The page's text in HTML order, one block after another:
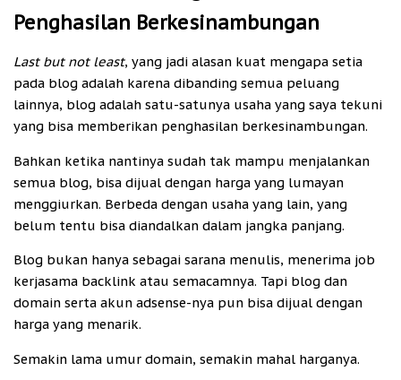
Penghasilan Berkesinambungan
Last but not least, yang jadi alasan kuat mengapa setia
pada blog adalah karena dibanding semua peluang
lainnya, blog adalah satu-satunya usaha yang saya tekuni
yang bisa memberikan penghasilan berkesinambungan.
Bahkan ketika nantinya sudah tak mampu menjalankan
semua blog, bisa dijual dengan harga yang lumayan
menggiurkan. Berbeda dengan usaha yang lain, yang
belum tentu bisa diandalkan dalam jangka panjang.
Blog bukan hanya sebagai sarana menulis, menerima job
kerjasama backlink atau semacamnya. Tapi blog dan
domain serta akun adsense-nya pun bisa dijual dengan
harga yang menarik.
Semakin lama umur domain, semakin mahal harganya.